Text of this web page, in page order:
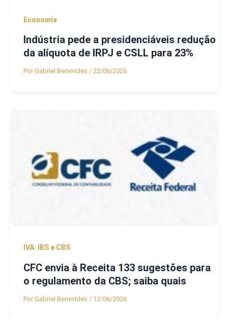
Economia
Indústria pede a presidenciáveis redução
da alíquota de IRPJ e CSLL para 23%
PorGabriel Benevides / 22/06/2026
IVA: IBS e CBS
CFC envia à Receita 133 sugestões para
o regulamento da CBS; saiba quais
PorGabriel Benevides / 12/06/2026